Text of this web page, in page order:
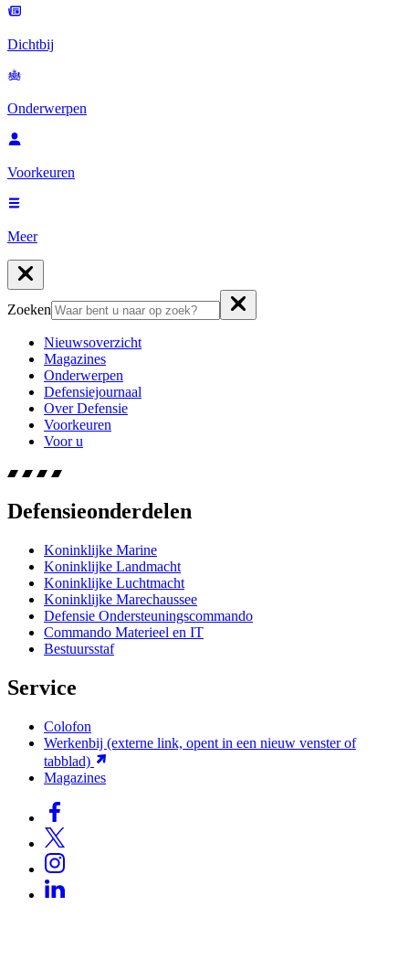
Dichtbij
Onderwerpen
Voorkeuren
Meer
Zoeken
Nieuwsoverzicht
Magazines
Onderwerpen
Defensiejournaal
Over Defensie
Voorkeuren
Voor u
Defensieonderdelen
Koninklijke Marine
Koninklijke Landmacht
Koninklijke Luchtmacht
Koninklijke Marechaussee
Defensie Ondersteuningscommando
Commando Materieel en IT
Bestuursstaf
Service
Colofon
Werkenbij (externe link, opent in een nieuw venster of
tabblad)
Magazines